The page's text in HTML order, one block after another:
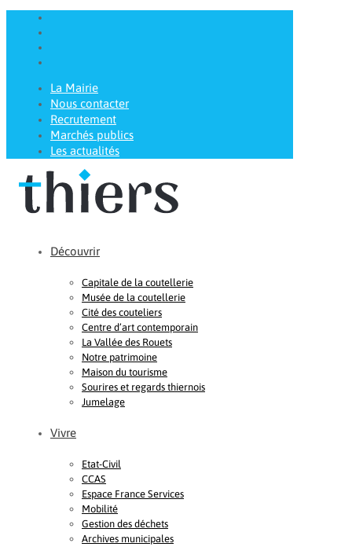
La Mairie
Nous contacter
Recrutement
Marchés publics
Les actualités
Découvrir
Capitale de la coutellerie
Musée de la coutellerie
Cité des couteliers
Centre d’art contemporain
La Vallée des Rouets
Notre patrimoine
Maison du tourisme
Sourires et regards thiernois
Jumelage
Vivre
Etat-Civil
CCAS
Espace France Services
Mobilité
Gestion des déchets
Archives municipales